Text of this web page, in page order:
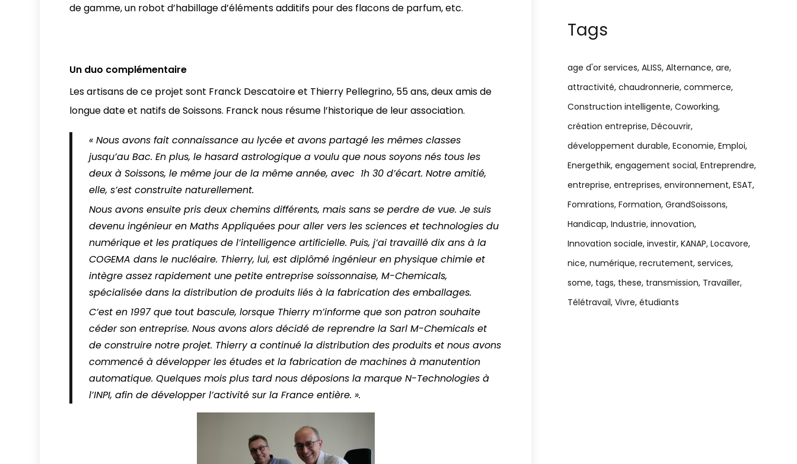
Tags
age d'or services ALISS Alternance are
attractivité chaudronnerie commerce
Construction intelligente Coworking
création entreprise Découvrir
développement durable Economie Emploi
Energethik engagement social Entreprendre
entreprise entreprises environnement ESAT
Fomrations Formation GrandSoissons
Handicap Industrie innovation
Innovation sociale investir KANAP Locavore
nice numérique recrutement services
some tags these transmission Travailler
Télétravail Vivre étudiants
de gamme, un robot d’habillage d’éléments additifs pour des flacons de parfum, etc.
Un duo complémentaire
Les artisans de ce projet sont Franck Descatoire et Thierry Pellegrino, 55 ans, deux amis de
longue date et natifs de Soissons. Franck nous résume l’historique de leur association.
« Nous avons fait connaissance au lycée et avons partagé les mêmes classes
jusqu’au Bac. En plus, le hasard astrologique a voulu que nous soyons nés tous les
deux à Soissons, le même jour de la même année, avec 1h 30 d’écart. Notre amitié,
elle, s’est construite naturellement.
Nous avons ensuite pris deux chemins différents, mais sans se perdre de vue. Je suis
devenu ingénieur en Maths Appliquées pour aller vers les sciences et technologies du
numérique et les pratiques de l’intelligence artificielle. Puis, j’ai travaillé dix ans à la
COGEMA dans le nucléaire. Thierry, lui, est diplômé ingénieur en physique chimie et
intègre assez rapidement une petite entreprise soissonnaise, M-Chemicals,
spécialisée dans la distribution de produits liés à la fabrication des emballages.
C’est en 1997 que tout bascule, lorsque Thierry m’informe que son patron souhaite
céder son entreprise. Nous avons alors décidé de reprendre la Sarl M-Chemicals et
de construire notre projet. Thierry a continué la distribution des produits et nous avons
commencé à développer les études et la fabrication de machines à manutention
automatique. Quelques mois plus tard nous déposions la marque N-Technologies à
l’INPI, afin de développer l’activité sur la France entière. ».